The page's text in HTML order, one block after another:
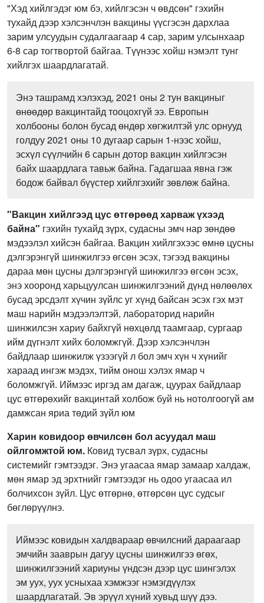
"Хэд хийлгэдэг юм бэ, хийлгэсэн ч өвдсөн" гэхийн
тухайд дээр хэлсэнчлэн вакцины үүсгэсэн дархлаа
зарим улсуудын судалгаагаар 4 сар, зарим улсынхаар
6-8 сар тогтвортой байгаа. Түүнээс хойш нэмэлт тунг
хийлгэх шаардлагатай.
Энэ ташрамд хэлэхэд, 2021 оны 2 тун вакциныг
өнөөдөр вакцинтайд тооцохгүй ээ. Европын
холбооны болон бусад өндөр хөгжилтэй улс орнууд
голдуу 2021 оны 10 дугаар сарын 1-нээс хойш,
эсхүл сүүлчийн 6 сарын дотор вакцин хийлгэсэн
байх шаардлага тавьж байна. Гадагшаа явна гэж
бодож байвал бүүстер хийлгэхийг зөвлөж байна.
"Вакцин хийлгээд цус өтгөрөөд харваж үхээд
байна" гэхийн тухайд зүрх, судасны эмч нар зөндөө
мэдээлэл хийсэн байгаа. Вакцин хийлгэхээс өмнө цусны
дэлгэрэнгүй шинжилгээ өгсөн эсэх, тэгээд вакцины
дараа мөн цусны дэлгэрэнгүй шинжилгээ өгсөн эсэх,
энэ хооронд харьцуулсан шинжилгээний дүнд нөлөөлөх
бусад эрсдэлт хүчин зүйлс уг хүнд байсан эсэх гэх мэт
маш нарийн мэдээлэлтэй, лабораторид нарийн
шинжилсэн хариу байхгүй нөхцөлд таамгаар, сургаар
ийм дүгнэлт хийх боломжгүй. Дээр хэлсэнчлэн
байдлаар шинжилж үзээгүй л бол эмч хүн ч хүнийг
хараад ингэж мэдэх, тийм онош хэлэх ямар ч
боломжгүй. Иймээс иргэд ам дагаж, цуурах байдлаар
цус өтгөрөхийг вакцинтай холбож буй нь нотолгоогүй ам
дамжсан яриа төдий зүйл юм
Харин ковидоор өвчилсөн бол асуудал маш
ойлгомжтой юм. Ковид тусвал зүрх, судасны
системийг гэмтээдэг. Энэ угаасаа ямар замаар халдаж,
мөн ямар эд эрхтнийг гэмтээдэг нь одоо угаасаа ил
болчихсон зүйл. Цус өтгөрнө, өтгөрсөн цус судсыг
бөглөрүүлнэ.
Иймээс ковидын халдвараар өвчилсний дараагаар
эмчийн зааврын дагуу цусны шинжилгээ өгөх,
шинжилгээний хариуны үндсэн дээр цус шингэлэх
эм уух, уух усныхаа хэмжээг нэмэгдүүлэх
шаардлагатай. Эв эрүүл хүний хувьд шүү дээ.